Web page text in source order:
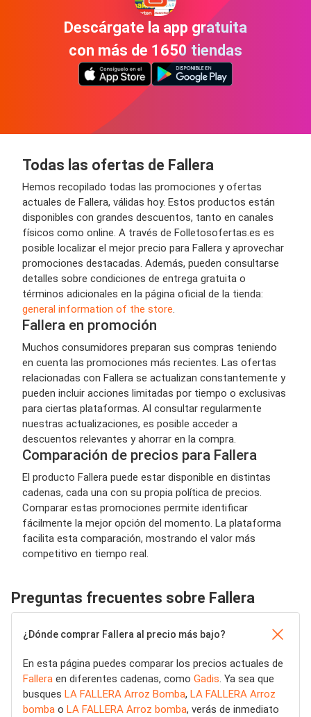
Descárgate la app gratuita
con más de 1650 tiendas
Todas las ofertas de Fallera
Hemos recopilado todas las promociones y ofertas
actuales de Fallera, válidas hoy. Estos productos están
disponibles con grandes descuentos, tanto en canales
físicos como online. A través de Folletosofertas.es es
posible localizar el mejor precio para Fallera y aprovechar
promociones destacadas. Además, pueden consultarse
detalles sobre condiciones de entrega gratuita o
términos adicionales en la página oficial de la tienda:
general information of the store.
Fallera en promoción
Muchos consumidores preparan sus compras teniendo
en cuenta las promociones más recientes. Las ofertas
relacionadas con Fallera se actualizan constantemente y
pueden incluir acciones limitadas por tiempo o exclusivas
para ciertas plataformas. Al consultar regularmente
nuestras actualizaciones, es posible acceder a
descuentos relevantes y ahorrar en la compra.
Comparación de precios para Fallera
El producto Fallera puede estar disponible en distintas
cadenas, cada una con su propia política de precios.
Comparar estas promociones permite identificar
fácilmente la mejor opción del momento. La plataforma
facilita esta comparación, mostrando el valor más
competitivo en tiempo real.
Preguntas frecuentes sobre Fallera
¿Dónde comprar Fallera al precio más bajo?
En esta página puedes comparar los precios actuales de
Fallera en diferentes cadenas, como Gadis. Ya sea que
busques LA FALLERA Arroz Bomba, LA FALLERA Arroz
bomba o LA FALLERA Arroz bomba, verás de inmediato